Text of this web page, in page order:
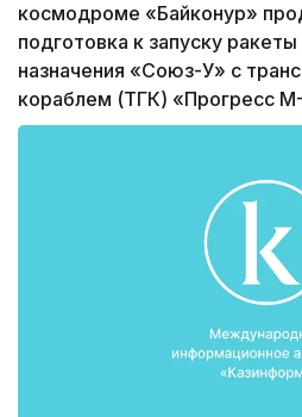
космодроме «Байконур»
подготовка к запуску
назначения «Союз-У» с
кораблем (ТГК) «Прогресс